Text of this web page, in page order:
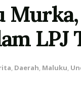
LPJ
, Daerah, Maluku,